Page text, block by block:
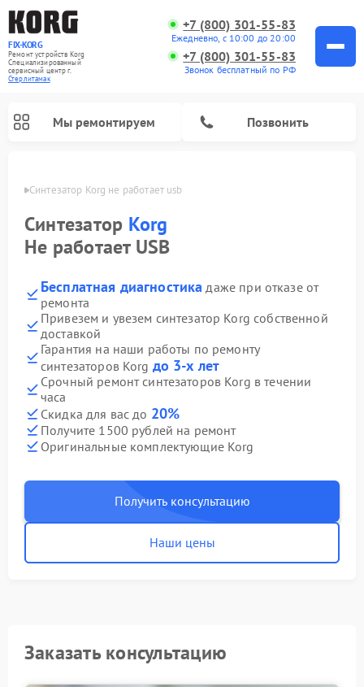
FIX-KORG
Ремонт устройств Korg
Специализированный
cервисный центр г.
Стерлитамак
+7 (800) 301-55-83
Ежедневно, с 10:00 до 20:00
+7 (800) 301-55-83
Звонок бесплатный по РФ
Мы ремонтируем Позвонить
Синтезатор Korg не работает usb
Синтезатор Korg
Не работает USB
Бесплатная диагностика даже при отказе от
ремонта
Привезем и увезем синтезатор Korg собственной
доставкой
Гарантия на наши работы по ремонту
синтезаторов Korg до 3-х лет
Срочный ремонт синтезаторов Korg в течении
часа
Скидка для вас до 20%
Получите 1500 рублей на ремонт
Оригинальные комплектующие Korg
Получить консультацию
Наши цены
Заказать консультацию